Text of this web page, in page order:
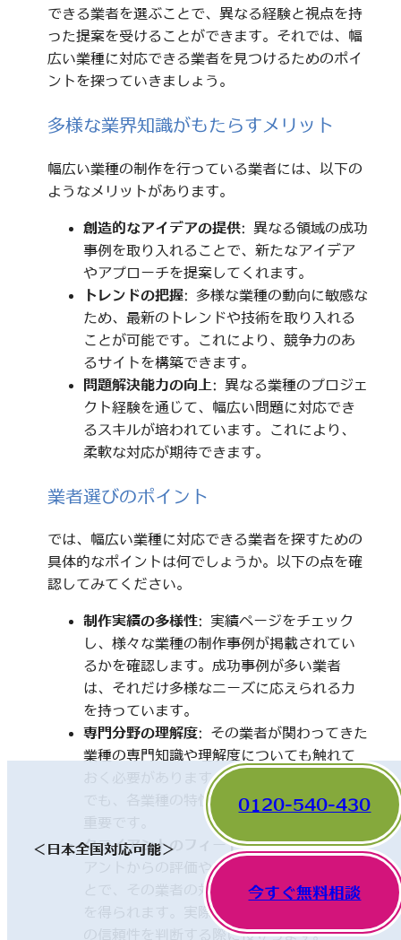
できる業者を選ぶことで、異なる経験と視点を持
った提案を受けることができます。それでは、幅
広い業種に対応できる業者を見つけるためのポイ
ントを探っていきましょう。
多様な業界知識がもたらすメリット
幅広い業種の制作を行っている業者には、以下の
ようなメリットがあります。
創造的なアイデアの提供: 異なる領域の成功
事例を取り入れることで、新たなアイデア
やアプローチを提案してくれます。
トレンドの把握: 多様な業種の動向に敏感な
ため、最新のトレンドや技術を取り入れる
ことが可能です。これにより、競争力のあ
るサイトを構築できます。
問題解決能力の向上: 異なる業種のプロジェ
クト経験を通じて、幅広い問題に対応でき
るスキルが培われています。これにより、
柔軟な対応が期待できます。
業者選びのポイント
では、幅広い業種に対応できる業者を探すための
具体的なポイントは何でしょうか。以下の点を確
認してみてください。
制作実績の多様性: 実績ページをチェック
し、様々な業種の制作事例が掲載されてい
るかを確認します。成功事例が多い業者
は、それだけ多様なニーズに応えられる力
を持っています。
専門分野の理解度: その業者が関わってきた
業種の専門知識や理解度についても触れて
おく必要があります。一見、異なった分野
でも、各業種の特性を理解していることが
クライアントのフィードバック: 他のクライ
アントからの評価やレビューを確認するこ
とで、その業者の対応や成果に関する情報
を得られます。実際の利用者の声は、業者
の信頼性を判断する際に役立ちます。
＜日本全国対応可能＞
0120-540-430
今すぐ無料相談